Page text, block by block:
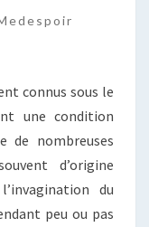
connus sous le
une condition
de nombreuses
d’origine
du
peu ou pas